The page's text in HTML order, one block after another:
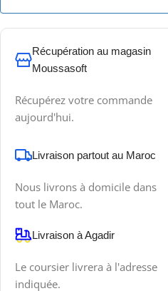
Récupération au magasin
Moussasoft
Récupérez votre commande
aujourd'hui.
Livraison partout au Maroc
Nous livrons à domicile dans
tout le Maroc.
Livraison à Agadir
Le coursier livrera à l'adresse
indiquée.